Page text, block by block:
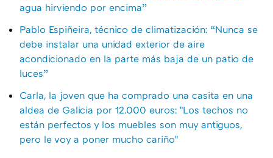
agua hirviendo por encima”
Pablo Espiñeira, técnico de climatización: “Nunca se
debe instalar una unidad exterior de aire
acondicionado en la parte más baja de un patio de
luces”
Carla, la joven que ha comprado una casita en una
aldea de Galicia por 12.000 euros: "Los techos no
están perfectos y los muebles son muy antiguos,
pero le voy a poner mucho cariño"